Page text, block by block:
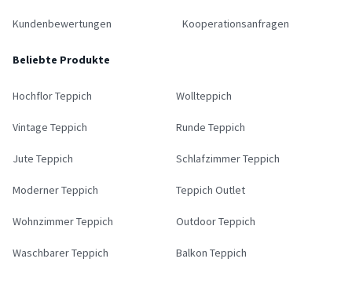
Kundenbewertungen Kooperationsanfragen
Beliebte Produkte
Hochflor Teppich Wollteppich
Vintage Teppich Runde Teppich
Jute Teppich Schlafzimmer Teppich
Moderner Teppich Teppich Outlet
Wohnzimmer Teppich Outdoor Teppich
Waschbarer Teppich Balkon Teppich